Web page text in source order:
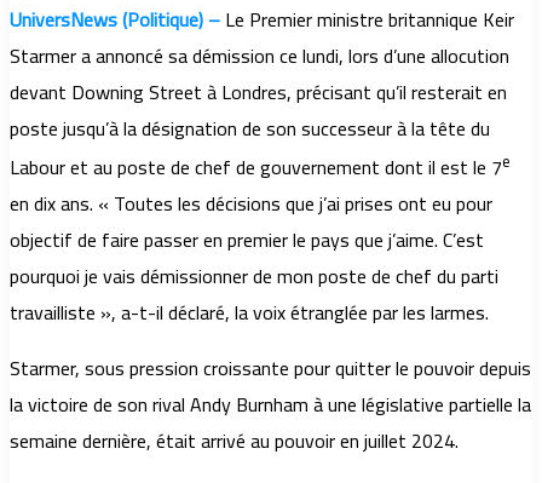
UniversNews (Politique) –Le Premier ministre britannique Keir
Starmer a annoncé sa démission ce lundi, lors d’une allocution
devant Downing Street à Londres, précisant qu’il resterait en
poste jusqu’à la désignation de son successeur à la tête du
Labour et au poste de chef de gouvernement dont il est le 7e
en dix ans. « Toutes les décisions que j’ai prises ont eu pour
objectif de faire passer en premier le pays que j’aime. C’est
pourquoi je vais démissionner de mon poste de chef du parti
travailliste », a-t-il déclaré, la voix étranglée par les larmes.
Starmer, sous pression croissante pour quitter le pouvoir depuis
la victoire de son rival Andy Burnham à une législative partielle la
semaine dernière, était arrivé au pouvoir en juillet 2024.